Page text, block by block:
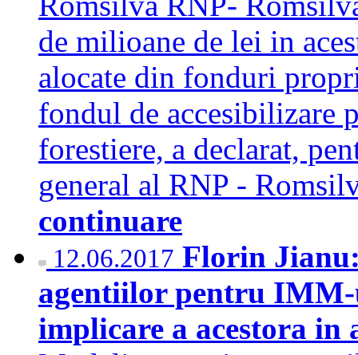
de milioane de lei in
alocate din fonduri
fondul de accesibilizare
forestiere, a declarat,
general al RNP -
continuare
12.06.2017 Florin
agentiilor pentru IMM-
implicare a acestora in